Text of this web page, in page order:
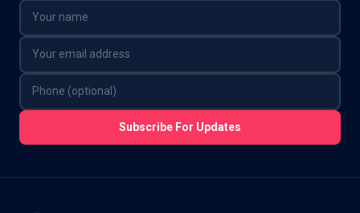
Subscribe For Updates